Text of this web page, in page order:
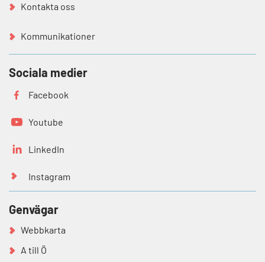
Kontakta oss
Kommunikationer
Sociala medier
Facebook
Youtube
LinkedIn
Instagram
Genvägar
Webbkarta
A till Ö